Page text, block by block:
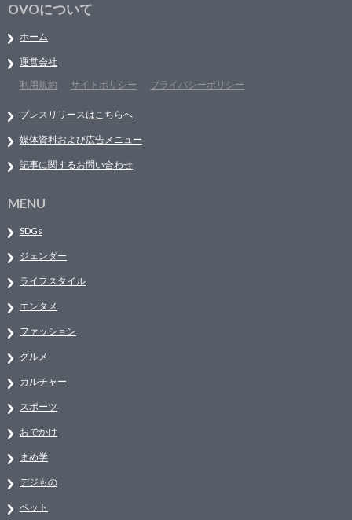
OVOについて
ホーム
運営会社
利用規約
サイトポリシー プライバシーポリシー
プレスリリースはこちらへ
媒体資料および広告メニュー
記事に関するお問い合わせ
MENU
SDGs
ジェンダー
ライフスタイル
エンタメ
ファッション
グルメ
カルチャー
スポーツ
おでかけ
まめ学
デジもの
ペット